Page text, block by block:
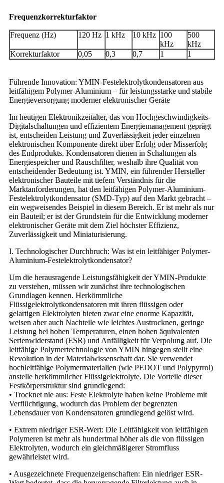
Frequenzkorrekturfaktor
Frequenz (Hz) 120 Hz 1 kHz 10 kHz 100
kHz
500
kHz
Korrekturfaktor
0,05 0,3 0,7 1 1
Führende Innovation: YMIN-Festelektrolytkondensatoren aus
leitfähigem Polymer-Aluminium – für leistungsstarke und stabile
Energieversorgung moderner elektronischer Geräte
Im heutigen Elektronikzeitalter, das von Hochgeschwindigkeits-
Digitalschaltungen und effizientem Energiemanagement geprägt
ist, entscheiden Leistung und Zuverlässigkeit jeder einzelnen
elektronischen Komponente direkt über Erfolg oder Misserfolg
des Endprodukts. Kondensatoren dienen in Schaltungen als
Energiespeicher und Rauschfilter, weshalb ihre Qualität von
entscheidender Bedeutung ist. YMIN, ein führender Hersteller
elektronischer Bauteile mit tiefem Verständnis für die
Marktanforderungen, hat den leitfähigen Polymer-Aluminium-
Festelektrolytkondensator (SMD-Typ) auf den Markt gebracht –
ein wegweisendes Beispiel in diesem Bereich. Er ist mehr als nur
ein Bauteil; er ist der Grundstein für die Entwicklung moderner
elektronischer Geräte mit dem Ziel höchster Effizienz,
Zuverlässigkeit und Miniaturisierung.
I. Technologischer Durchbruch: Was ist ein leitfähiger Polymer-
Aluminium-Festelektrolytkondensator?
Um die herausragende Leistungsfähigkeit der YMIN-Produkte
zu verstehen, müssen wir zunächst ihre technologischen
Grundlagen kennen. Herkömmliche
Flüssigelektrolytkondensatoren mit ihren flüssigen oder
gelartigen Elektrolyten bieten zwar eine enorme Kapazität,
weisen aber auch Nachteile wie leichtes Austrocknen, geringe
Leistung bei hohen Temperaturen, einen hohen äquivalenten
Serienwiderstand (ESR) und Anfälligkeit für Verpolung auf. Die
leitfähige Polymertechnologie von YMIN hingegen stellt eine
Revolution in der Materialwissenschaft dar. Sie verwendet
hochleitfähige Polymermaterialien (wie PEDOT und Polypyrrol)
anstelle herkömmlicher Flüssigelektrolyte. Die Vorteile dieser
Festkörperstruktur sind grundlegend:
• Trocknet nie aus: Feste Elektrolyte haben keine Probleme mit
Verflüchtigung, wodurch das Problem der begrenzten
Lebensdauer von Kondensatoren grundlegend gelöst wird.
• Extrem niedriger ESR-Wert: Die Leitfähigkeit von leitfähigen
Polymeren ist mehr als hundertmal höher als die von flüssigen
Elektrolyten, wodurch ein gleichmäßigerer Stromfluss
gewährleistet wird.
• Ausgezeichnete Frequenzeigenschaften: Ein niedriger ESR-